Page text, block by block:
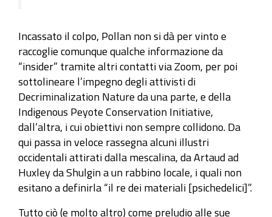
Incassato il colpo, Pollan non si dà per vinto e
raccoglie comunque qualche informazione da
“insider” tramite altri contatti via Zoom, per poi
sottolineare l’impegno degli attivisti di
Decriminalization Nature da una parte, e della
Indigenous Peyote Conservation Initiative,
dall’altra, i cui obiettivi non sempre collidono. Da
qui passa in veloce rassegna alcuni illustri
occidentali attirati dalla mescalina, da Artaud ad
Huxley da Shulgin a un rabbino locale, i quali non
esitano a definirla “il re dei materiali [psichedelici]”.
Tutto ciò (e molto altro) come preludio alle sue